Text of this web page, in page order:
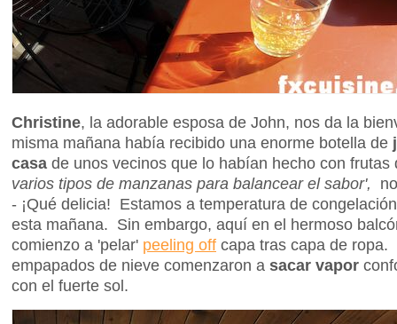
Christine, la adorable esposa de John, nos da la
misma mañana había recibido una enorme botella de
casa de unos vecinos que lo habían hecho con
varios tipos de manzanas para balancear el sabor',
- ¡Qué delicia! Estamos a temperatura de
esta mañana. Sin embargo, aquí en el hermoso
comienzo a 'pelar' peeling off capa tras capa de
empapados de nieve comenzaron a sacar vapor
con el fuerte sol.